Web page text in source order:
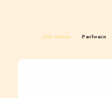
Alle Weine Perlwein